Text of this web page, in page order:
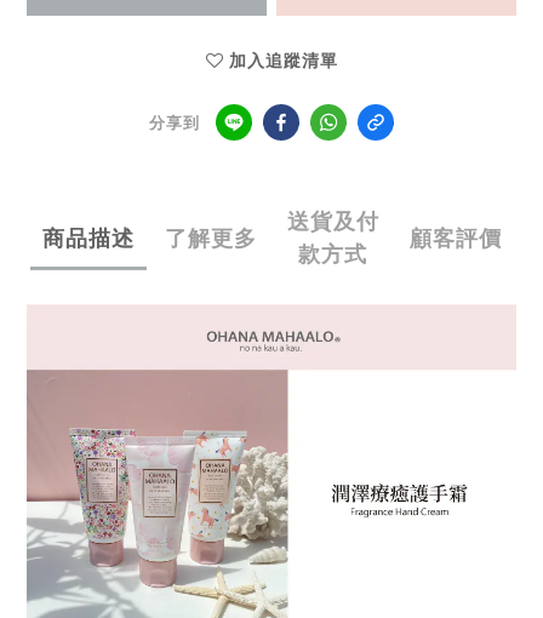
加入追蹤清單
分享到
商品描述 了解更多
送貨及付
款方式
顧客評價